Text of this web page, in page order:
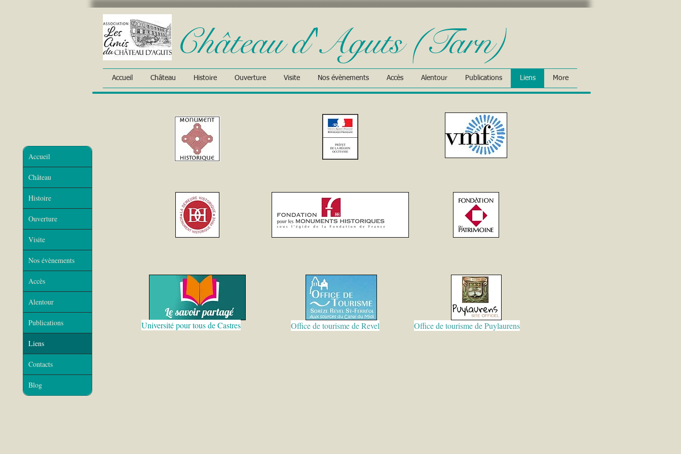
Château d'Aguts (Tarn)
Accueil Château Histoire Ouverture Visite Nos évènements Accès Alentour Publications Liens More
Université pour tous de Castres Office de tourisme de Revel Office de tourisme de Puylaurens
Accueil
Château
Histoire
Ouverture
Visite
Nos évènements
Accès
Alentour
Publications
Liens
Contacts
Blog